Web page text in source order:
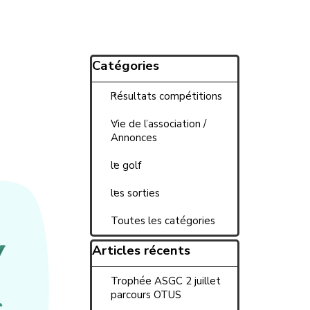
Sauter le bloc Catégories
Catégories
Résultats compétitions
Vie de l’association /
Annonces
le golf
les sorties
Toutes les catégories
Sauter le bloc Articles
Articles récents
Trophée ASGC 2 juillet
parcours OTUS